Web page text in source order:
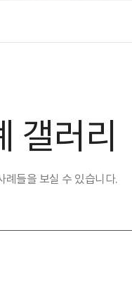
갤러리
례들을 보실 수 있습니다.